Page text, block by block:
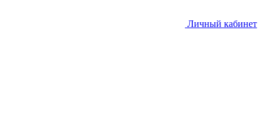
Личный кабинет